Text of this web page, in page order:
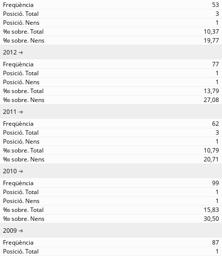
53
3
1
10,37
19,77
2012
77
1
1
13,79
27,08
2011
62
3
1
10,79
20,71
2010
99
1
1
15,83
30,50
2009
87
1